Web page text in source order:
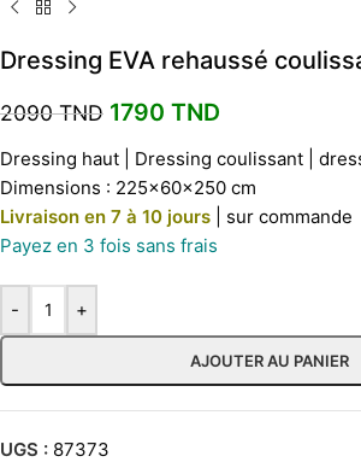
Dressing EVA rehaussé
2090TND 1790 TND
Dressing haut | Dressing coulissant |
Dimensions : 225x60x250 cm
Livraison en 7 à 10 jours
| sur commande
Payez en 3 fois sans frais
- +
AJOUTER AU PANIER
UGS : 87373